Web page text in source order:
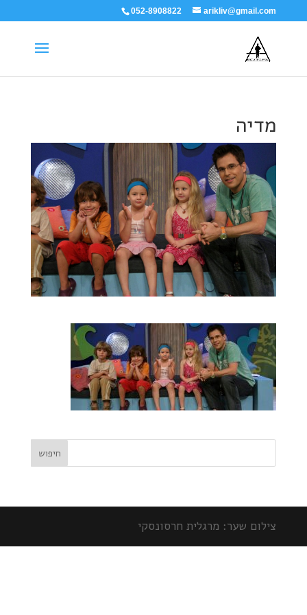
052-8908822 arikliv@gmail.com
מדיה
צילום שער: מרגלית חרסונסקי